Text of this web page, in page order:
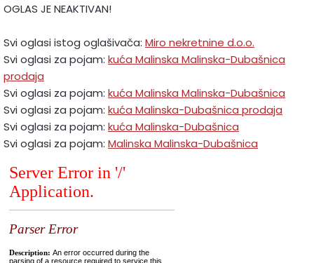
OGLAS JE NEAKTIVAN!
Svi oglasi istog oglašivača: Miro nekretnine d.o.o.
Svi oglasi za pojam: kuća Malinska Malinska-Dubašnica
prodaja
Svi oglasi za pojam: kuća Malinska Malinska-Dubašnica
Svi oglasi za pojam: kuća Malinska-Dubašnica prodaja
Svi oglasi za pojam: kuća Malinska-Dubašnica
Svi oglasi za pojam: Malinska Malinska-Dubašnica